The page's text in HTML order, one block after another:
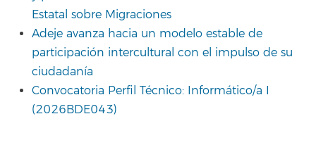
Estatal sobre Migraciones
Adeje avanza hacia un modelo estable de
participación intercultural con el impulso de su
ciudadanía
Convocatoria Perfil Técnico: Informático/a I
(2026BDE043)